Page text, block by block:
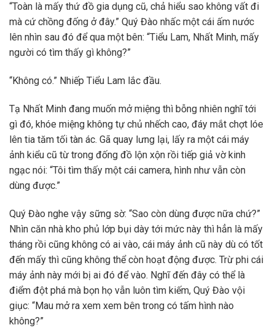
“Toàn là mấy thứ đồ gia dụng cũ, chả hiểu sao không vất đi
mà cứ chồng đống ở đây.” Quý Đào nhấc một cái ấm nước
lên nhìn sau đó để qua một bên: “Tiểu Lam, Nhất Minh, mấy
người có tìm thấy gì không?”
“Không có.” Nhiếp Tiểu Lam lắc đầu.
Tạ Nhất Minh đang muốn mở miệng thì bỗng nhiên nghĩ tới
gì đó, khóe miệng không tự chủ nhếch cao, đáy mắt chợt lóe
lên tia tăm tối tàn ác. Gã quay lưng lại, lấy ra một cái máy
ảnh kiểu cũ từ trong đống đồ lộn xộn rồi tiếp giả vờ kinh
ngạc nói: “Tôi tìm thấy một cái camera, hình như vẫn còn
dùng được.”
Quý Đào nghe vậy sững sờ: “Sao còn dùng được nữa chứ?”
Nhìn căn nhà kho phủ lớp bụi dày tới mức này thì hẳn là mấy
tháng rồi cũng không có ai vào, cái máy ảnh cũ này dù có tốt
đến mấy thì cũng không thể còn hoạt động được. Trừ phi cái
máy ảnh này mới bị ai đó để vào. Nghĩ đến đây có thể là
điểm đột phá mà bọn họ vẫn luôn tìm kiếm, Quý Đào vội
giục: “Mau mở ra xem xem bên trong có tấm hình nào
không?”